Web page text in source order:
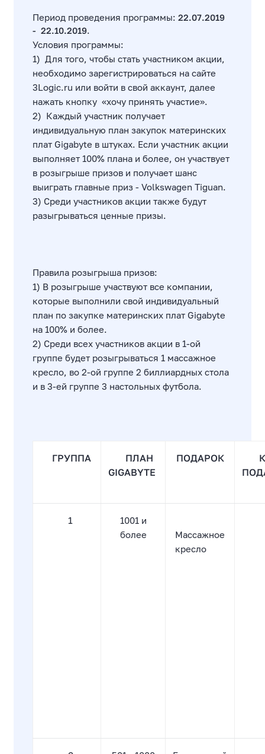
Период проведения программы:22.07.2019
- 22.10.2019.
Условия программы:
1)Для того, чтобы стать участником акции,
необходимо зарегистрироваться на сайте
3Logic.ru или войти в свой аккаунт, далее
нажать кнопку «хочу принять участие».
2) Каждый участник получает
индивидуальную план закупок материнских
плат Gigabyte в штуках. Если участник акции
выполняет 100% плана и более, он участвует
в розыгрыше призов и получает шанс
выиграть главные приз - Volkswagen Tiguan.
3) Среди участников акции также будут
разыгрываться ценные призы.
Правила розыгрыша призов:
1) В розыгрыше участвуют все компании,
которые выполнили свой индивидуальный
план по закупке материнских плат Gigabyte
на 100% и более.
2) Среди всех участников акции в 1-ой
группе будет розыгрываться 1 массажное
кресло, во 2-ой группе 2 биллиардных стола
и в 3-ей группе 3 настольных футбола.
ГРУППА
ПЛАН
GIGABYTE
ПОДАРОК
1
1001 и
более
Массажное
кресло